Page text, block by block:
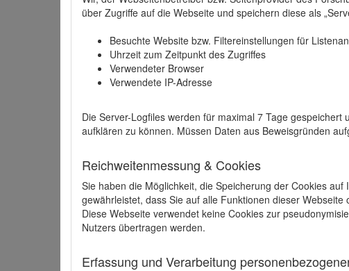
über Zugriffe auf die Webseite und speichern diese als
Besuchte Website bzw. Filtereinstellungen für
Uhrzeit zum Zeitpunkt des Zugriffes
Verwendeter Browser
Verwendete IP-Adresse
Die Server-Logfiles werden für maximal 7 Tage
aufklären zu können. Müssen Daten aus Beweisgründen
Reichweitenmessung & Cookies
Sie haben die Möglichkeit, die Speicherung der Cookies
gewährleistet, dass Sie auf alle Funktionen dieser
Diese Webseite verwendet keine Cookies zur
Nutzers übertragen werden.
Erfassung und Verarbeitung